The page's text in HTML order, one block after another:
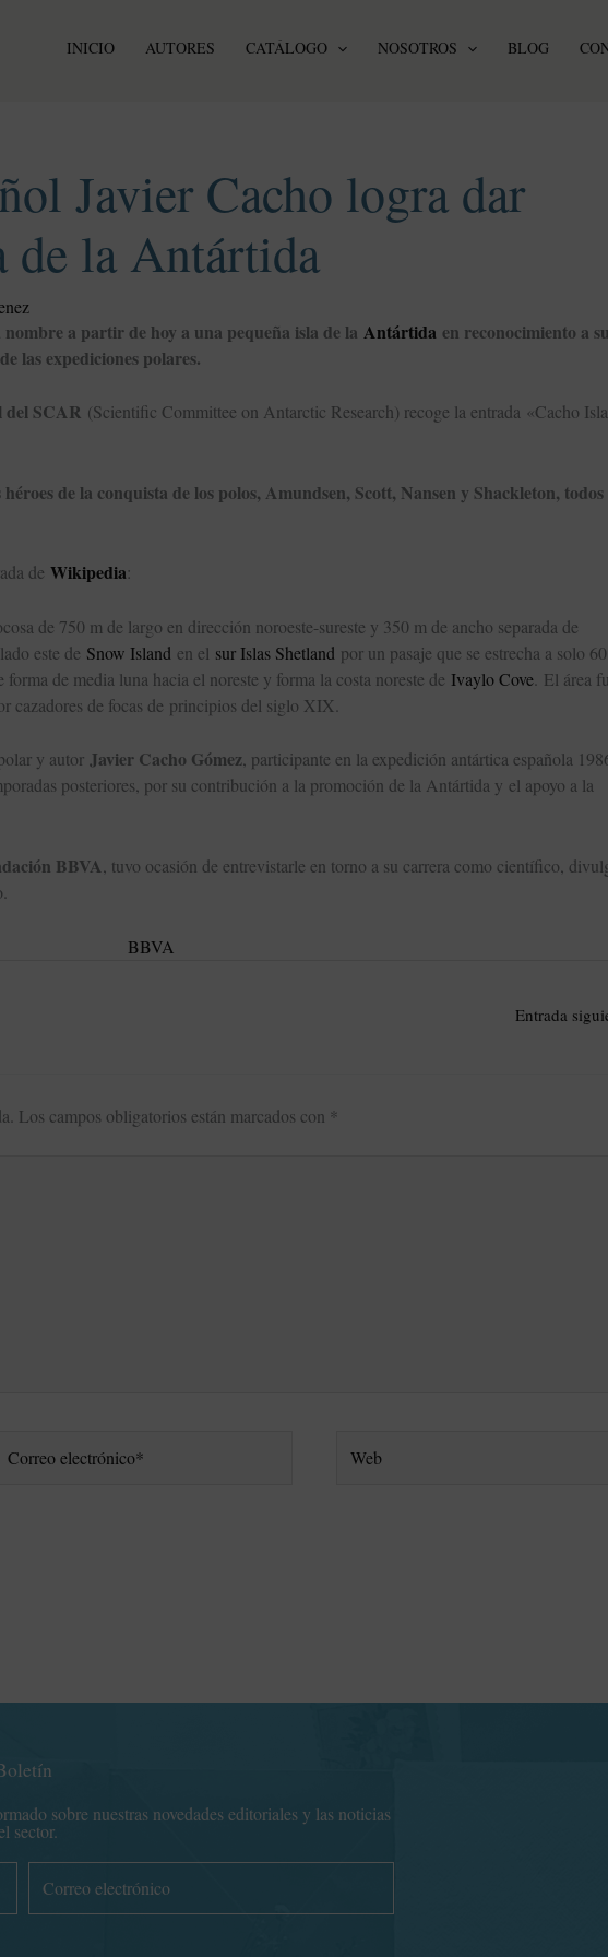
INICIO AUTORES CATÁLOGO NOSOTROS BLOG
Javier Cacho logra dar
de la Antártida
nombre a partir de hoy a una pequeña isla de la Antártida en reconocimiento a
las expediciones polares.
del SCAR (Scientific Committee on Antarctic Research) recoge la entrada «Cacho
de la conquista de los polos, Amundsen, Scott, Nansen y Shackleton, todos
de Wikipedia:
de 750 m de largo en dirección noroeste-sureste y 350 m de ancho separada de
este de Snow Island en el sur Islas Shetland por un pasaje que se estrecha a solo 60
de media luna hacia el noreste y forma la costa noreste de Ivaylo Cove . El área
cazadores de focas de principios del siglo XIX.
y autor Javier Cacho Gómez, participante en la expedición antártica española
posteriores, por su contribución a la promoción de la Antártida y el apoyo a la
BBVA , tuvo ocasión de entrevistarle en torno a su carrera como científico,
Entrada
Los campos obligatorios están marcados con *
electrónico*
sobre nuestras novedades editoriales y las noticias
sector.